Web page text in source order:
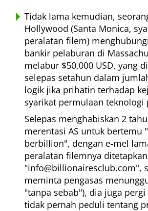
Tidak lama kemudian,
Hollywood (Santa Monica,
peralatan filem)
bankir pelaburan di
melabur $50,000 USD, yang
selepas setahun dalam
logik jika prihatin terhadap
syarikat permulaan teknologi
Selepas menghabiskan 2
merentasi AS untuk bertemu
berbillion , dengan e-mel
peralatan filemnya
info@billionairesclub.com ,
meminta pengasas
tanpa sebab ), dia juga
tidak pernah peduli tentang